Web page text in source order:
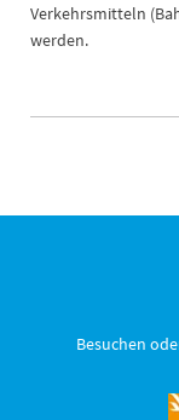
Verkehrsmitteln
werden.
Besuchen